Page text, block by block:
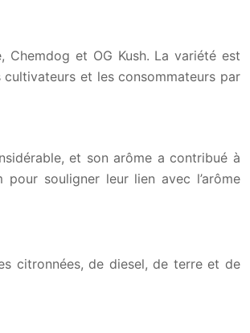
Chemdog et OG Kush. La variété est
et les consommateurs par
et son arôme a contribué à
souligner leur lien avec l’arôme
citronnées, de diesel, de terre et de